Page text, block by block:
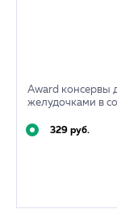
Award консервы
желудочками в
329 руб.